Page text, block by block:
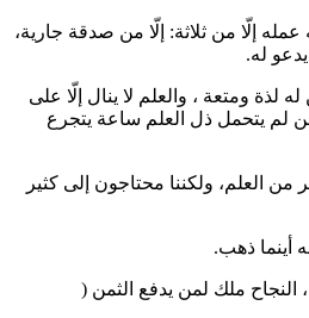
إلّا من ثلاثة: إلّا من صدقة جارية،
له.
ومتعة ، والعلم لا ينال إلّا على
يتحمل ذل العلم ساعة يتجرع
العلم، ولكننا محتاجون إلى كثير
أينما ذهب.
النجاح ملك لمن يدفع الثمن (